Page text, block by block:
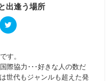
出逢う場所
す。
際協力･･･好きな人の数だ
世代もジャンルも超えた発